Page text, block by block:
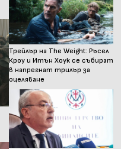
Трейлър на The Weight: Ръсел
Кроу и Итън Хоук се събират
в напрегнат трилър за
оцеляване